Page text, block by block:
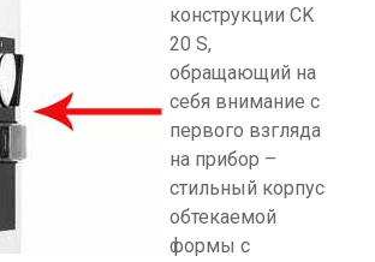
конструкции CK
20 S,
обращающий на
себя внимание с
первого взгляда
на прибор –
стильный корпус
обтекаемой
формы с